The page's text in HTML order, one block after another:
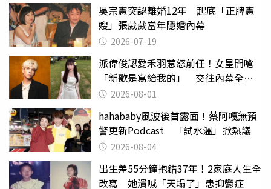
吳宗憲突認離婚12年 起底「正牌憲
嫂」張葳葳當年隱婚內幕
2026-07-19
派偉俊認愛禾羽惹怒前任！女星開嗆
「新歌是寫給我的」 交往內幕全說
了 2026-08-01
hahababy風波後首露面！蔡阿嘎無預
警更新Podcast 「試水溫」掀熱議
2026-08-04
出生差55分鐘抱錯37年！2家庭人生全
改寫 她潰喊「天塌了」患抑鬱症